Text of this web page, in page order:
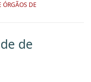
ÓRGÃOS DE
de